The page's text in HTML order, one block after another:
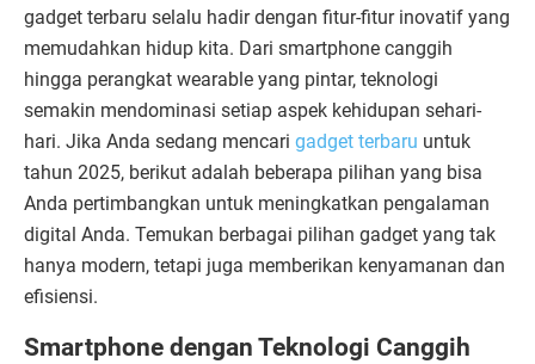
gadget terbaru selalu hadir dengan fitur-fitur inovatif yang
memudahkan hidup kita. Dari smartphone canggih
hingga perangkat wearable yang pintar, teknologi
semakin mendominasi setiap aspek kehidupan sehari-
hari. Jika Anda sedang mencari gadget terbaru untuk
tahun 2025, berikut adalah beberapa pilihan yang bisa
Anda pertimbangkan untuk meningkatkan pengalaman
digital Anda. Temukan berbagai pilihan gadget yang tak
hanya modern, tetapi juga memberikan kenyamanan dan
efisiensi.
Smartphone dengan Teknologi Canggih